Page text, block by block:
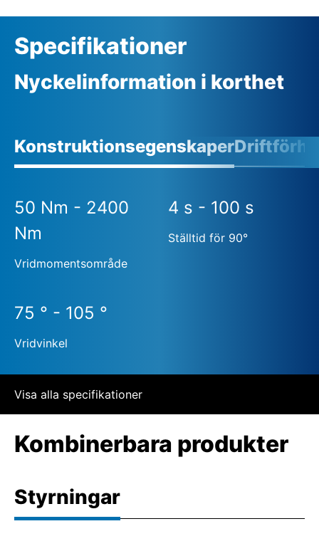
Specifikationer
Nyckelinformation i korthet
Konstruktionsegenskaper
50 Nm - 2400
Nm
Vridmomentsområde
4 s - 100 s
Ställtid för 90°
75 ° - 105 °
Vridvinkel
Visa alla specifikationer
Kombinerbara produkter
Styrningar